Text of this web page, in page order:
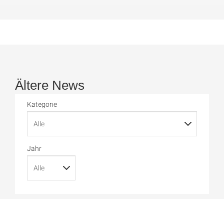
Ältere News
Kategorie
Jahr